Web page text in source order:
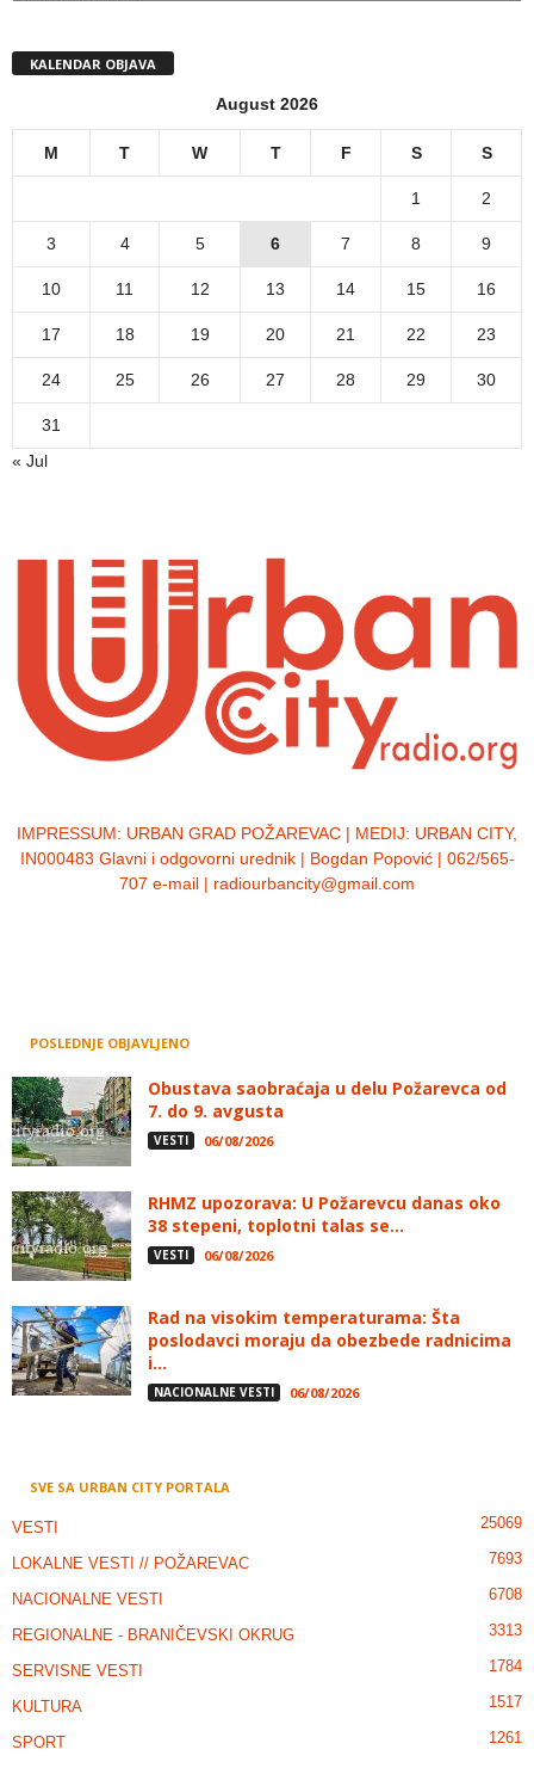
KALENDAR OBJAVA
August 2026
M T W T F S S
1 2
3 4 5 6 7 8 9
10 11 12 13 14 15 16
17 18 19 20 21 22 23
24 25 26 27 28 29 30
31
« Jul
IMPRESSUM: URBAN GRAD POŽAREVAC | MEDIJ: URBAN CITY,
IN000483 Glavni i odgovorni urednik | Bogdan Popović | 062/565-
707 e-mail | radiourbancity@gmail.com
POSLEDNJE OBJAVLJENO
Obustava saobraćaja u delu Požarevca od
7. do 9. avgusta
VESTI 06/08/2026
RHMZ upozorava: U Požarevcu danas oko
38 stepeni, toplotni talas se...
VESTI 06/08/2026
Rad na visokim temperaturama: Šta
poslodavci moraju da obezbede radnicima
i...
NACIONALNE VESTI 06/08/2026
SVE SA URBAN CITY PORTALA
VESTI 25069
LOKALNE VESTI // POŽAREVAC 7693
NACIONALNE VESTI 6708
REGIONALNE - BRANIČEVSKI OKRUG 3313
SERVISNE VESTI 1784
KULTURA 1517
SPORT 1261